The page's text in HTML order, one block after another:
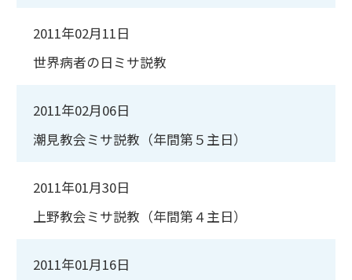
2011年02月11日
世界病者の日ミサ説教
2011年02月06日
潮見教会ミサ説教（年間第５主日）
2011年01月30日
上野教会ミサ説教（年間第４主日）
2011年01月16日